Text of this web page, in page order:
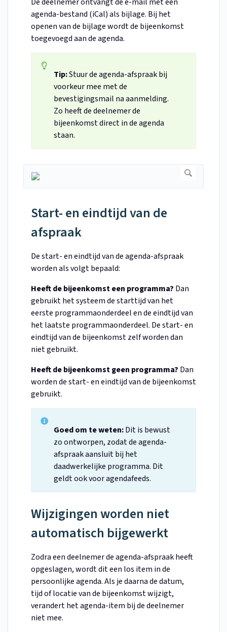
agenda-bestand (iCal) als bijlage. Bij het
openen van de bijlage wordt de bijeenkomst
toegevoegd aan de agenda.
Tip:Stuur de agenda-afspraak bij
voorkeur mee met de
bevestigingsmail na aanmelding.
Zo heeft de deelnemer de
bijeenkomst direct in de agenda
staan.
Start- en eindtijd van de
afspraak
De start- en eindtijd van de agenda-afspraak
worden als volgt bepaald:
Heeft de bijeenkomst een programma? Dan
gebruikt het systeem de starttijd van het
eerste programmaonderdeel en de eindtijd van
het laatste programmaonderdeel. De start- en
eindtijd van de bijeenkomst zelf worden dan
niet gebruikt.
Heeft de bijeenkomst geen programma? Dan
worden de start- en eindtijd van de bijeenkomst
gebruikt.
Goed om te weten:Dit is bewust
zo ontworpen, zodat de agenda-
afspraak aansluit bij het
daadwerkelijke programma. Dit
geldt ook voor agendafeeds.
Wijzigingen worden niet
automatisch bijgewerkt
Zodra een deelnemer de agenda-afspraak heeft
opgeslagen, wordt dit een los item in de
persoonlijke agenda. Als je daarna de datum,
tijd of locatie van de bijeenkomst wijzigt,
verandert het agenda-item bij de deelnemer
niet mee.